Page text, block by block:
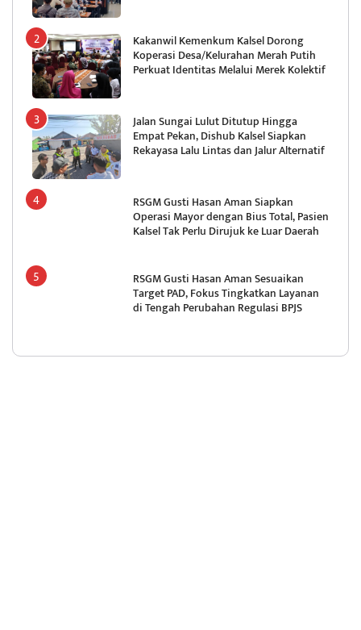
Kakanwil Kemenkum Kalsel Dorong
Koperasi Desa/Kelurahan Merah Putih
Perkuat Identitas Melalui Merek Kolektif
Jalan Sungai Lulut Ditutup Hingga
Empat Pekan, Dishub Kalsel Siapkan
Rekayasa Lalu Lintas dan Jalur Alternatif
RSGM Gusti Hasan Aman Siapkan
Operasi Mayor dengan Bius Total, Pasien
Kalsel Tak Perlu Dirujuk ke Luar Daerah
RSGM Gusti Hasan Aman Sesuaikan
Target PAD, Fokus Tingkatkan Layanan
di Tengah Perubahan Regulasi BPJS